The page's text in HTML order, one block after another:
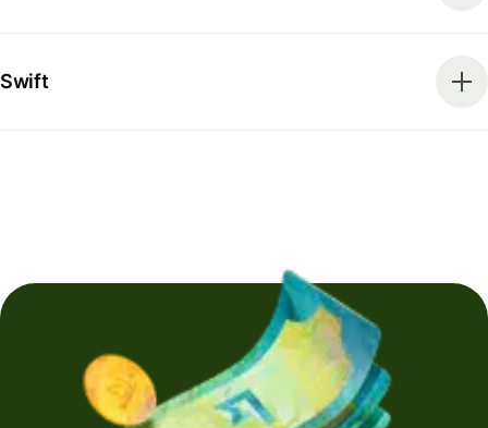
Swift